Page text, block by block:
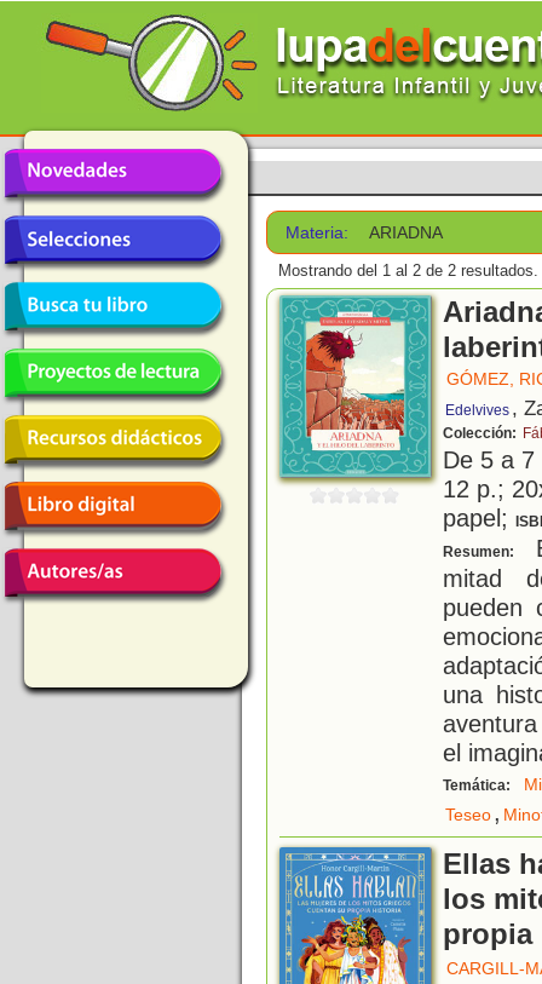
Materia: ARIADNA
Mostrando del 1 al 2 de 2 resultados.
GÓMEZ,
Edelvives ,
Colección:
De 5 a
12 p.;
papel;
Resumen:
mitad
pueden
una
el
Temática:
Teseo,
Ellas
los
propia
CARGILL-